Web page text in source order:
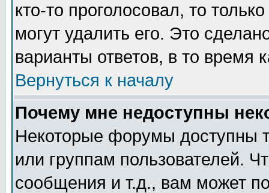
кто-то проголосовал, то
могут удалить его. Это
варианты ответов, в то время
Вернуться к началу
Почему мне недоступны
Некоторые форумы доступны
или группам пользователей.
сообщения и т.д., вам может